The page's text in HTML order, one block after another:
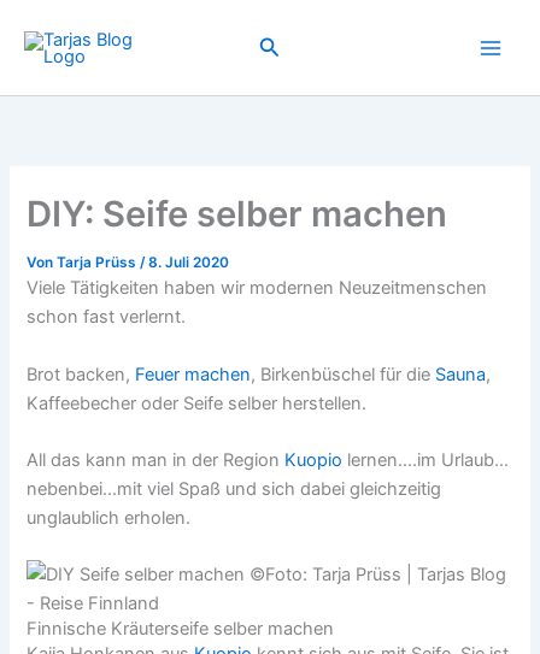
Inhalt
springen
Suchen
DIY: Seife selber machen
VonTarja Prüss/8. Juli 2020
Viele Tätigkeiten haben wir modernen Neuzeitmenschen
schon fast verlernt.
Brot backen, Feuer machen, Birkenbüschel für die Sauna,
Kaffeebecher oder Seife selber herstellen.
All das kann man in der Region Kuopio lernen….im Urlaub…
nebenbei…mit viel Spaß und sich dabei gleichzeitig
unglaublich erholen.
Finnische Kräuterseife selber machen